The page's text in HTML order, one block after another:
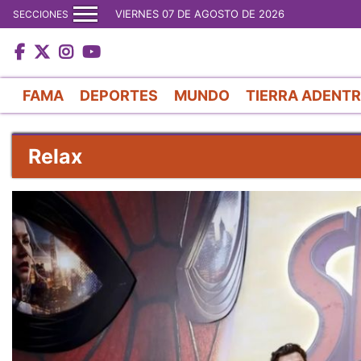
SECCIONES VIERNES 07 DE AGOSTO DE 2026
FAMA DEPORTES MUNDO TIERRA
Relax